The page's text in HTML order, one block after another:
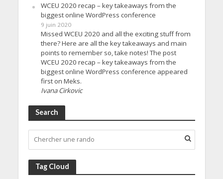
WCEU 2020 recap – key takeaways from the
biggest online WordPress conference
9 juin 2020
Missed WCEU 2020 and all the exciting stuff from
there? Here are all the key takeaways and main
points to remember so, take notes! The post
WCEU 2020 recap – key takeaways from the
biggest online WordPress conference appeared
first on Meks.
Ivana Cirkovic
Search
Tag Cloud